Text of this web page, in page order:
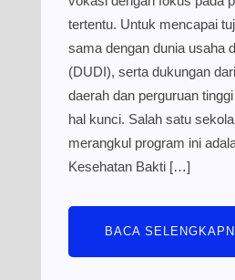
tertentu. Untuk mencapai
sama dengan dunia usaha
(DUDI), serta dukungan
daerah dan perguruan
hal kunci. Salah satu
merangkul program ini
Kesehatan Bakti […]
BACA